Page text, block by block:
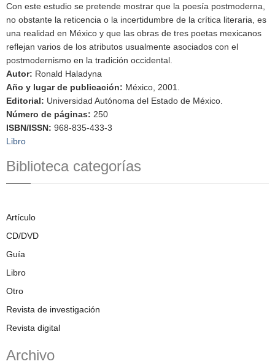
Con este estudio se pretende mostrar que la poesía postmoderna,
no obstante la reticencia o la incertidumbre de la crítica literaria, es
una realidad en México y que las obras de tres poetas mexicanos
reflejan varios de los atributos usualmente asociados con el
postmodernismo en la tradición occidental.
Autor: Ronald Haladyna
Año y lugar de publicación: México, 2001.
Editorial: Universidad Autónoma del Estado de México.
Número de páginas: 250
ISBN/ISSN: 968-835-433-3
Libro
Biblioteca categorías
Artículo
CD/DVD
Guía
Libro
Otro
Revista de investigación
Revista digital
Archivo